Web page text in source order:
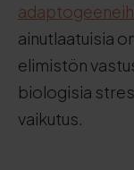
ainutlaatuisia
elimistön
biologisia
vaikutus.